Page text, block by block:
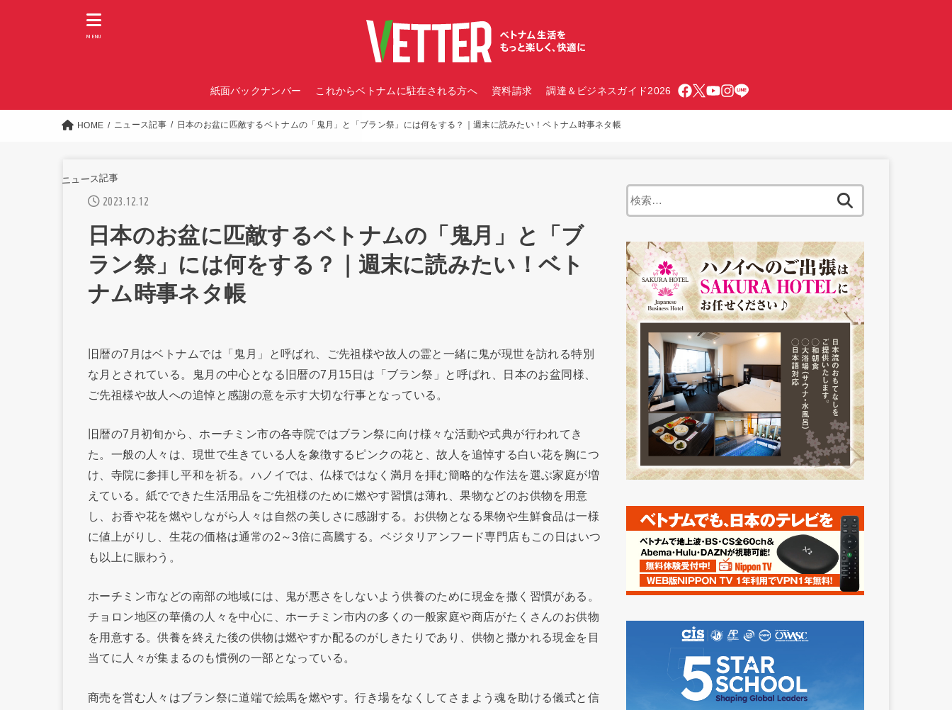
紙面バックナンバー これからベトナムに駐在される方へ 資料請求 調達＆ビジネスガイド2026
MENU
HOME ニュース記事 日本のお盆に匹敵するベトナムの「鬼月」と「ブラン祭」には何をする？｜週末に読みたい！ベトナム時事ネタ帳
ニュース記事
2023.12.12
日本のお盆に匹敵するベトナムの「鬼月」と「ブ
ラン祭」には何をする？｜週末に読みたい！ベト
ナム時事ネタ帳
旧暦の7月はベトナムでは「鬼月」と呼ばれ、ご先祖様や故人の霊と一緒に鬼が現世を訪れる特別
な月とされている。鬼月の中心となる旧暦の7月15日は「ブラン祭」と呼ばれ、日本のお盆同様、
ご先祖様や故人への追悼と感謝の意を示す大切な行事となっている。
旧暦の7月初旬から、ホーチミン市の各寺院ではブラン祭に向け様々な活動や式典が行われてき
た。一般の人々は、現世で生きている人を象徴するピンクの花と、故人を追悼する白い花を胸につ
け、寺院に参拝し平和を祈る。ハノイでは、仏様ではなく満月を拝む簡略的な作法を選ぶ家庭が増
えている。紙でできた生活用品をご先祖様のために燃やす習慣は薄れ、果物などのお供物を用意
し、お香や花を燃やしながら人々は自然の美しさに感謝する。お供物となる果物や生鮮食品は一様
に値上がりし、生花の価格は通常の2～3倍に高騰する。ベジタリアンフード専門店もこの日はいつ
も以上に賑わう。
ホーチミン市などの南部の地域には、鬼が悪さをしないよう供養のために現金を撒く習慣がある。
チョロン地区の華僑の人々を中心に、ホーチミン市内の多くの一般家庭や商店がたくさんのお供物
を用意する。供養を終えた後の供物は燃やすか配るのがしきたりであり、供物と撒かれる現金を目
当てに人々が集まるのも慣例の一部となっている。
商売を営む人々はブラン祭に道端で絵馬を燃やす。行き場をなくしてさまよう魂を助ける儀式と信